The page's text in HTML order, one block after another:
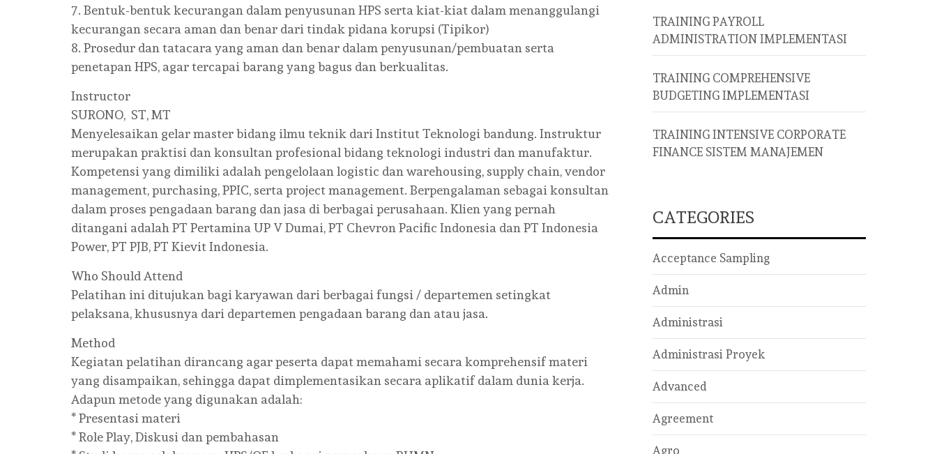
7. Bentuk-bentuk kecurangan dalam penyusunan HPS serta kiat-kiat dalam menanggulangi
kecurangan secara aman dan benar dari tindak pidana korupsi (Tipikor)
8. Prosedur dan tatacara yang aman dan benar dalam penyusunan/pembuatan serta
penetapan HPS, agar tercapai barang yang bagus dan berkualitas.
Instructor
SURONO, ST, MT
Menyelesaikan gelar master bidang ilmu teknik dari Institut Teknologi bandung. Instruktur
merupakan praktisi dan konsultan profesional bidang teknologi industri dan manufaktur.
Kompetensi yang dimiliki adalah pengelolaan logistic dan warehousing, supply chain, vendor
management, purchasing, PPIC, serta project management. Berpengalaman sebagai konsultan
dalam proses pengadaan barang dan jasa di berbagai perusahaan. Klien yang pernah
ditangani adalah PT Pertamina UP V Dumai, PT Chevron Pacific Indonesia dan PT Indonesia
Power, PT PJB, PT Kievit Indonesia.
Who Should Attend
Pelatihan ini ditujukan bagi karyawan dari berbagai fungsi / departemen setingkat
pelaksana, khususnya dari departemen pengadaan barang dan atau jasa.
Method
Kegiatan pelatihan dirancang agar peserta dapat memahami secara komprehensif materi
yang disampaikan, sehingga dapat dimplementasikan secara aplikatif dalam dunia kerja.
Adapun metode yang digunakan adalah:
* Presentasi materi
* Role Play, Diskusi dan pembahasan
TRAINING PAYROLL
ADMINISTRATION IMPLEMENTASI
TRAINING COMPREHENSIVE
BUDGETING IMPLEMENTASI
TRAINING INTENSIVE CORPORATE
FINANCE SISTEM MANAJEMEN
CATEGORIES
Acceptance Sampling
Admin
Administrasi
Administrasi Proyek
Advanced
Agreement
Agro